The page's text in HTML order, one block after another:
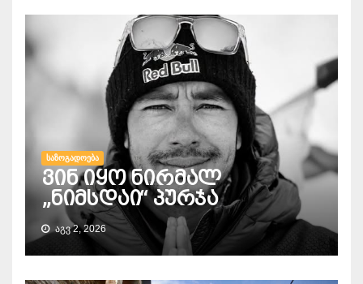
ᲡᲐᲖᲝᲒᲐᲓᲝᲔᲑᲐ
ვინ იყო ნირმალ
„ნიმსდაი“ პურჯა
ᲐᲒᲕ 2, 2026